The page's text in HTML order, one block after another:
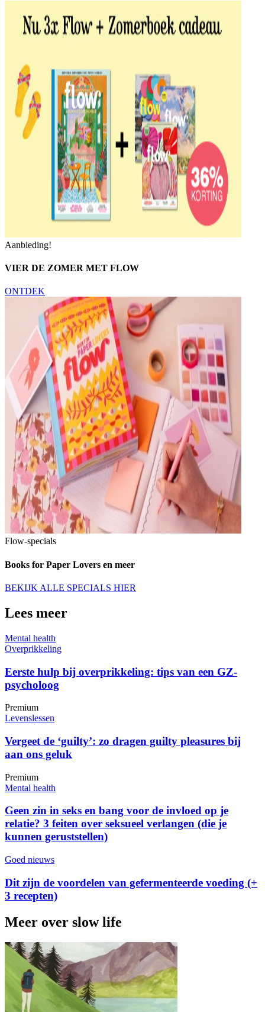
Aanbieding!
VIER DE ZOMER MET FLOW
ONTDEK
Flow-specials
Books for Paper Lovers en meer
BEKIJK ALLE SPECIALS HIER
Lees meer
Mental health
Overprikkeling
Eerste hulp bij overprikkeling: tips van een GZ-
psycholoog
Premium
Levenslessen
Vergeet de ‘guilty’: zo dragen guilty pleasures bij
aan ons geluk
Premium
Mental health
Geen zin in seks en bang voor de invloed op je
relatie? 3 feiten over seksueel verlangen (die je
kunnen geruststellen)
Goed nieuws
Dit zijn de voordelen van gefermenteerde voeding (+
3 recepten)
Meer over slow life